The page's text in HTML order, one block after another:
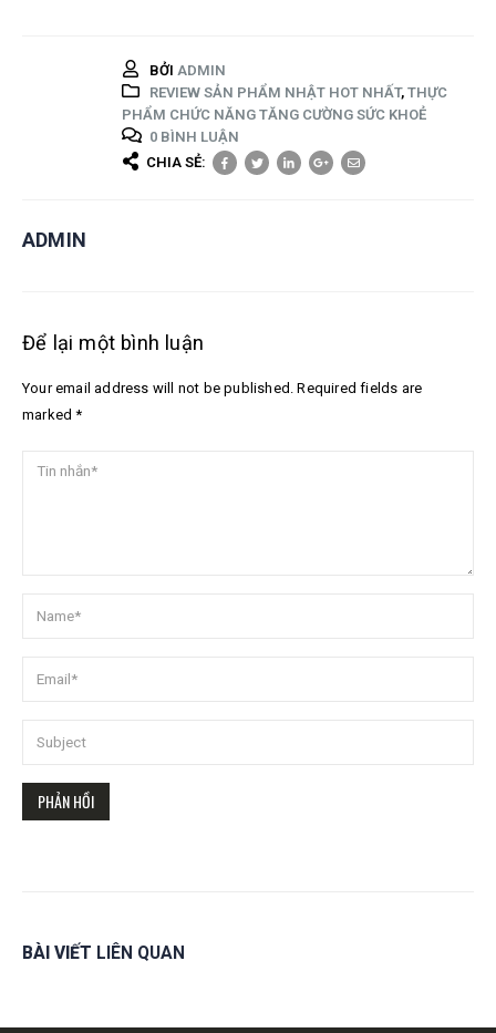
BỞI ADMIN
REVIEW SẢN PHẨM NHẬT HOT NHẤT, THỰC
PHẨM CHỨC NĂNG TĂNG CƯỜNG SỨC KHOẺ
0 BÌNH LUẬN
CHIA SẺ:
ADMIN
Để lại một bình luận
Your email address will not be published. Required fields are
marked *
BÀI VIẾT LIÊN QUAN